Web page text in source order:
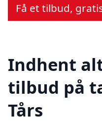
Få et tilbud,
Indhent
tilbud på
Tårs